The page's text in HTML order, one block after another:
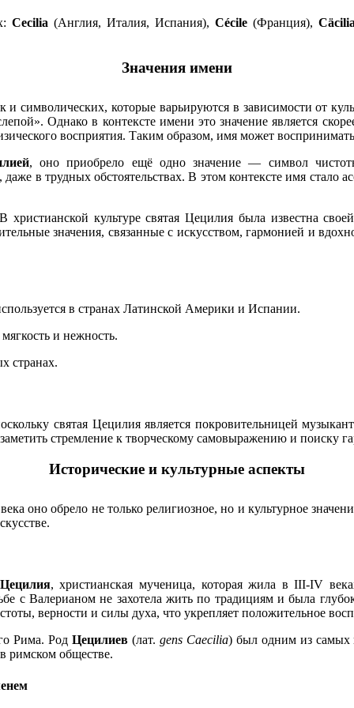
Cecilia (Англия, Италия, Испания), Cécile(Франция),
Значения имени
и символических, которые варьируются в зависимости от
Однако в контексте имени это значение является
восприятия. Таким образом, имя может
, оно приобрело ещё одно значение — символ
в трудных обстоятельствах. В этом контексте имя стало
христианской культуре святая Цецилия была известна
значения, связанные с искусством, гармонией и
в странах Латинской Америки и Испании.
и нежность.
странах.
святая Цецилия является покровительницей
стремление к творческому самовыражению и поиску
Исторические и культурные аспекты
оно обрело не только религиозное, но и культурное
, христианская мученица, которая жила в III-IV
с Валерианом не захотела жить по традициям и была
верности и силы духа, что укрепляет положительное
Рима. РодЦецилиев (лат. gens Caecilia) был одним из самых
римском обществе.